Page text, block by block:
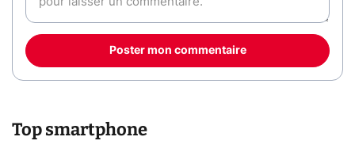
Poster mon commentaire
Top smartphone